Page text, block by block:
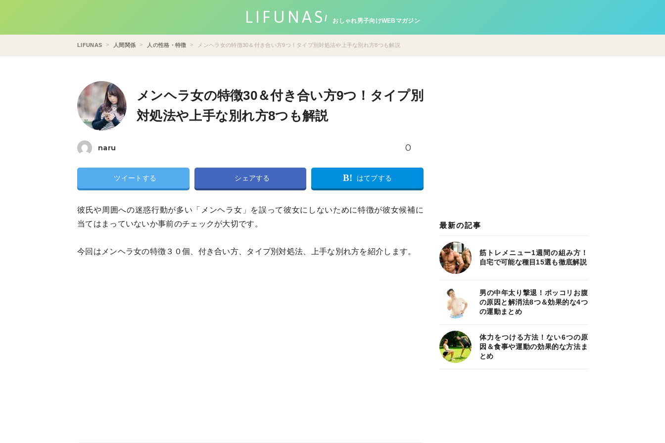
LIFUNAS おしゃれ男子向けWEBマガジン
LIFUNAS 人間関係 人の性格・特徴 メンヘラ女の特徴30＆付き合い方9つ！タイプ別対処法や上手な別れ方8つも解説
メンヘラ女の特徴30＆付き合い方9つ！タイプ別
対処法や上手な別れ方8つも解説
naru 0
ツイートする シェアする B! はてブする
彼氏や周囲への迷惑行動が多い「メンヘラ女」を誤って彼女にしないために特徴が彼女候補に
当てはまっていないか事前のチェックが大切です。
今回はメンヘラ女の特徴３０個、付き合い方、タイプ別対処法、上手な別れ方を紹介します。
最新の記事
筋トレメニュー1週間の組み方！
自宅で可能な種目15選も徹底解説
男の中年太り撃退！ポッコリお腹
の原因と解消法8つ＆効果的な4つ
の運動まとめ
体力をつける方法！ない6つの原
因＆食事や運動の効果的な方法ま
とめ